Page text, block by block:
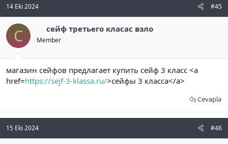
14 Eki 2024 #45
С сейф третьего класас взло
Member
магазин сейфов предлагает купить сейф 3 класс <a
href=https://sejf-3-klassa.ru/>сейфы 3 класса</a>
Cevapla
15 Eki 2024 #46